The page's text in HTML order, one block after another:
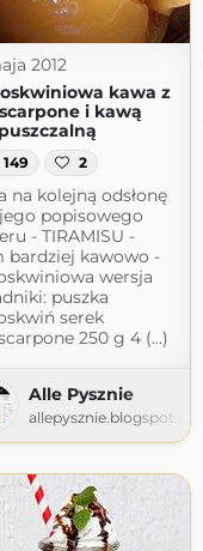
2012
kawa z
i kawą
149 2
na kolejną odsłonę
popisowego
- TIRAMISU -
bardziej kawowo -
wersja
puszka
serek
250 g 4 (...)
Alle Pysznie
allepysznie.blogspot.com